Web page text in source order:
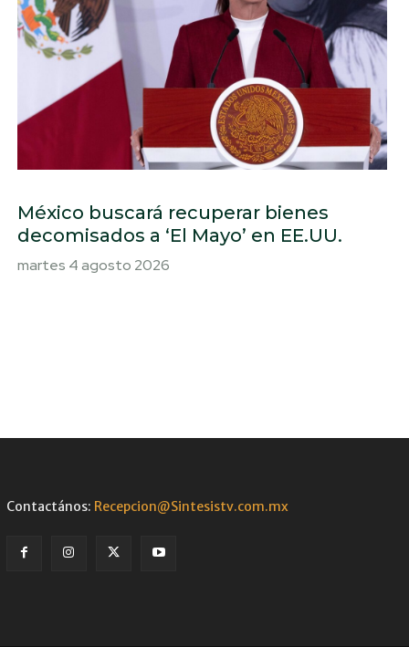
México buscará recuperar bienes
decomisados a ‘El Mayo’ en EE.UU.
martes 4 agosto 2026
Contactános: Recepcion@Sintesistv.com.mx